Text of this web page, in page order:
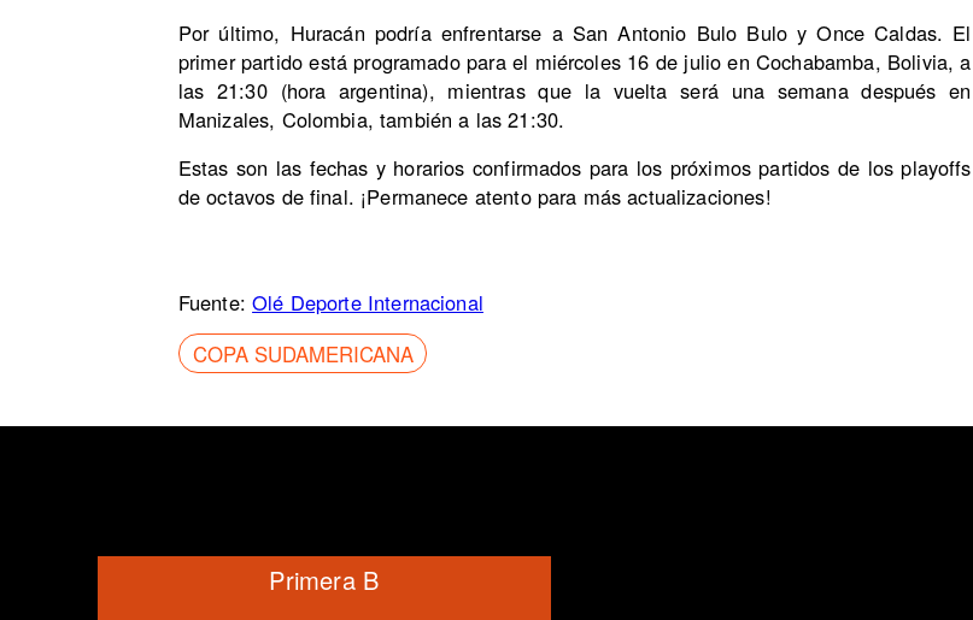
Por último, Huracán podría enfrentarse a San Antonio Bulo Bulo y Once Caldas. El
primer partido está programado para el miércoles 16 de julio en Cochabamba, Bolivia, a
las 21:30 (hora argentina), mientras que la vuelta será una semana después en
Manizales, Colombia, también a las 21:30.
Estas son las fechas y horarios confirmados para los próximos partidos de los playoffs
de octavos de final. ¡Permanece atento para más actualizaciones!
Fuente:Olé Deporte Internacional
COPA SUDAMERICANA
Primera B